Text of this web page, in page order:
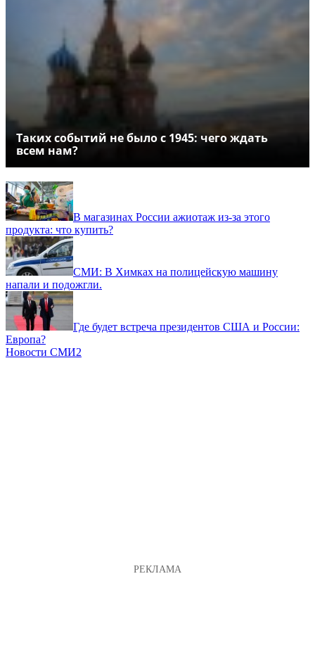
Таких событий не было с 1945: чего ждать
всем нам?
В магазинах России ажиотаж из-за этого
продукта: что купить?
СМИ: В Химках на полицейскую машину
напали и подожгли.
Где будет встреча президентов США и России:
Европа?
Новости СМИ2